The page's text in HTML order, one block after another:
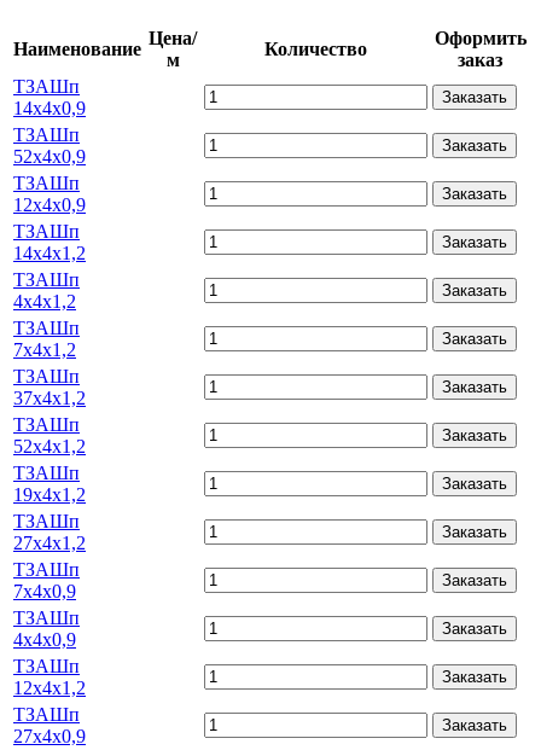
Наименование
Цена/
м
Количество
Оформить
заказ
ТЗАШп
14х4х0,9
Заказать
ТЗАШп
52х4х0,9
Заказать
ТЗАШп
12х4х0,9
Заказать
ТЗАШп
14х4х1,2
Заказать
ТЗАШп
4х4х1,2
Заказать
ТЗАШп
7х4х1,2
Заказать
ТЗАШп
37х4х1,2
Заказать
ТЗАШп
52х4х1,2
Заказать
ТЗАШп
19х4х1,2
Заказать
ТЗАШп
27х4х1,2
Заказать
ТЗАШп
7х4х0,9
Заказать
ТЗАШп
4х4х0,9
Заказать
ТЗАШп
12х4х1,2
Заказать
ТЗАШп
27х4х0,9
Заказать